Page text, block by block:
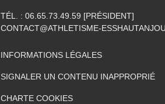
TÉL. : 06.65.73.49.59 [PRÉSIDENT]
CONTACT@ATHLETISME-
INFORMATIONS LÉGALES
SIGNALER UN CONTENU INAPPROPRIÉ
CHARTE COOKIES